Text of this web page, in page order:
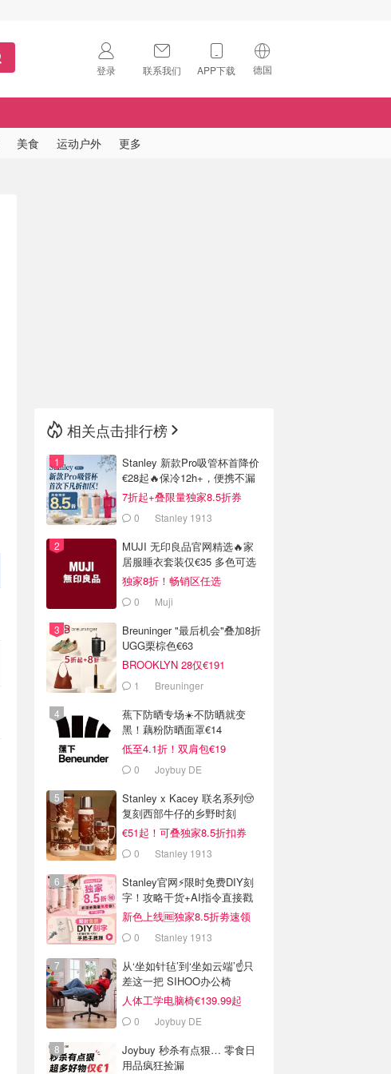
登录 联系我们 APP下载 德国
🇺🇸
美食 运动户外 更多
相关点击排行榜
Stanley 新款Pro吸管杯首降价
€28起🔥保冷12h+，便携不漏
水
7折起+叠限量独家8.5折券
0 Stanley 1913
MUJI 无印良品官网精选🔥家
居服睡衣套装仅€35 多色可选
独家8折！畅销区任选
0 Muji
Breuninger "最后机会"叠加8折
UGG栗棕色€63
BROOKLYN 28仅€191
1 Breuninger
蕉下防晒专场☀️不防晒就变
黑！藕粉防晒面罩€14
低至4.1折！双肩包€19
0 Joybuy DE
Stanley x Kacey 联名系列🤠
复刻西部牛仔的乡野时刻
€51起！可叠独家8.5折扣券
0 Stanley 1913
Stanley官网⚡️限时免费DIY刻
字！攻略干货+AI指令直接戳
新色上线🆓独家8.5折劵速领
0 Stanley 1913
从‘坐如针毡’到‘坐如云端’☝️只
差这一把 SIHOO办公椅
人体工学电脑椅€139.99起
0 Joybuy DE
Joybuy 秒杀有点狠… 零食日
用品疯狂捡漏